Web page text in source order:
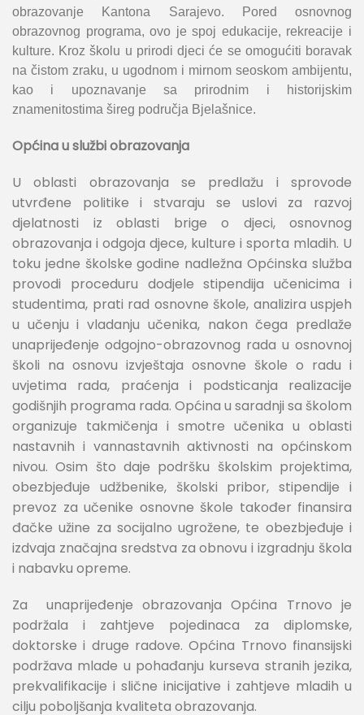
obrazovanje Kantona Sarajevo. Pored osnovnog
obrazovnog programa, ovo je spoj edukacije, rekreacije i
kulture. Kroz školu u prirodi djeci će se omogućiti boravak
na čistom zraku, u ugodnom i mirnom seoskom ambijentu,
kao i upoznavanje sa prirodnim i historijskim
znamenitostima šireg područja Bjelašnice.
Općina u službi obrazovanja
U oblasti obrazovanja se predlažu i sprovode
utvrđene politike i stvaraju se uslovi za razvoj
djelatnosti iz oblasti brige o djeci, osnovnog
obrazovanja i odgoja djece, kulture i sporta mladih. U
toku jedne školske godine nadležna Općinska služba
provodi proceduru dodjele stipendija učenicima i
studentima, prati rad osnovne škole, analizira uspjeh
u učenju i vladanju učenika, nakon čega predlaže
unaprijeđenje odgojno-obrazovnog rada u osnovnoj
školi na osnovu izvještaja osnovne škole o radu i
uvjetima rada, praćenja i podsticanja realizacije
godišnjih programa rada. Općina u saradnji sa školom
organizuje takmičenja i smotre učenika u oblasti
nastavnih i vannastavnih aktivnosti na općinskom
nivou. Osim što daje podršku školskim projektima,
obezbjeđuje udžbenike, školski pribor, stipendije i
prevoz za učenike osnovne škole također finansira
đačke užine za socijalno ugrožene, te obezbjeđuje i
izdvaja značajna sredstva za obnovu i izgradnju škola
i nabavku opreme.
Za unaprijeđenje obrazovanja Općina Trnovo je
podržala i zahtjeve pojedinaca za diplomske,
doktorske i druge radove. Općina Trnovo finansijski
podržava mlade u pohađanju kurseva stranih jezika,
prekvalifikacije i slične inicijative i zahtjeve mladih u
cilju poboljšanja kvaliteta obrazovanja.